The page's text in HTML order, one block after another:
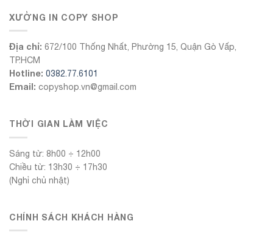
XƯỞNG IN COPY SHOP
Địa chỉ: 672/100 Thống Nhất, Phường 15, Quận Gò Vấp,
TP.HCM
Hotline: 0382.77.6101
Email: copyshop.vn@gmail.com
THỜI GIAN LÀM VIỆC
Sáng từ: 8h00 ÷ 12h00
Chiều từ: 13h30 ÷ 17h30
(Nghỉ chủ nhật)
CHÍNH SÁCH KHÁCH HÀNG